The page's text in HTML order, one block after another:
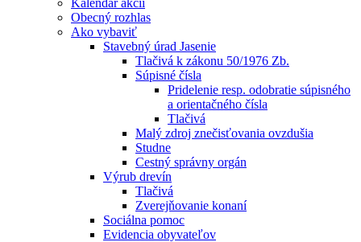
Kalendár akcií
Obecný rozhlas
Ako vybaviť
Stavebný úrad Jasenie
Tlačivá k zákonu 50/1976 Zb.
Súpisné čísla
Pridelenie resp. odobratie súpisného
a orientačného čísla
Tlačivá
Malý zdroj znečisťovania ovzdušia
Studne
Cestný správny orgán
Výrub drevín
Tlačivá
Zverejňovanie konaní
Sociálna pomoc
Evidencia obyvateľov